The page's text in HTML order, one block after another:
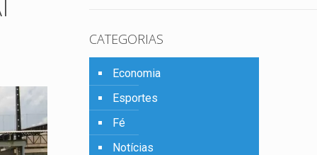
CATEGORIAS
Economia
Esportes
Fé
Notícias